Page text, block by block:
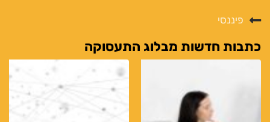
כתבות חדשות מבלוג התעסוקה
פיננסי